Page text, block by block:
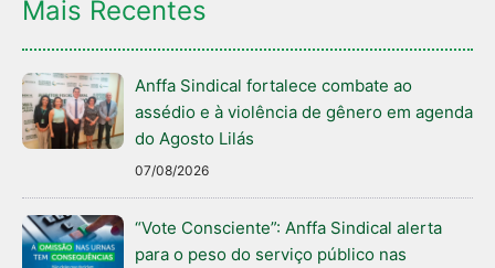
Mais Recentes
Anffa Sindical fortalece combate ao
assédio e à violência de gênero em agenda
do Agosto Lilás
07/08/2026
“Vote Consciente”: Anffa Sindical alerta
para o peso do serviço público nas